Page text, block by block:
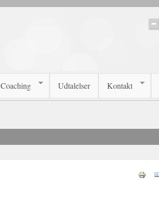
Coaching Udtalelser Kontakt